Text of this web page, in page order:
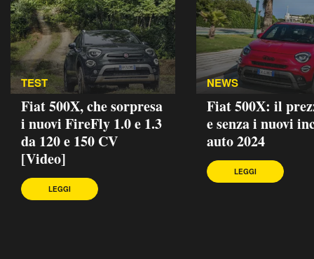
TEST
Fiat 500X, che sorpresa
i nuovi FireFly 1.0 e 1.3
da 120 e 150 CV
[Video]
LEGGI
NEWS
Fiat 500X: il
e senza i nuovi
auto 2024
LEGGI